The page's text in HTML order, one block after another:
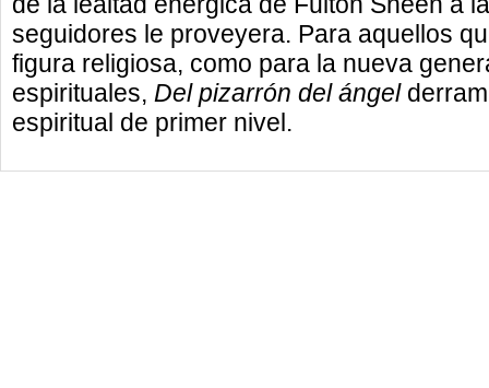
seguidores le proveyera. Para aquellos
figura religiosa, como para la nueva
espirituales, Del pizarrón del ángel
espiritual de primer nivel.